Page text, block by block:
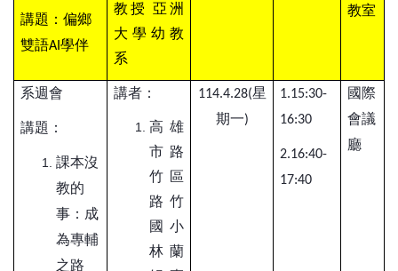
講題：偏鄉
雙語AI 學伴
教授
亞洲
大學幼教
系
教室
系週會
講題：
課本沒
教的
事：成
為專輔
之路
講者：
高雄
市路
竹區
路竹
國小
林蘭
114.4.28(星
期一)
1.15:30-
16:30
2.16:40-
17:40
國際
會議
廳